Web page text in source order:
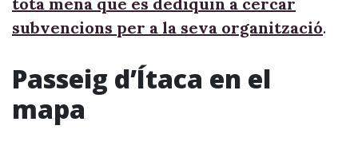
subvencions per a la seva organització.
Passeig d’Ítaca en el
mapa